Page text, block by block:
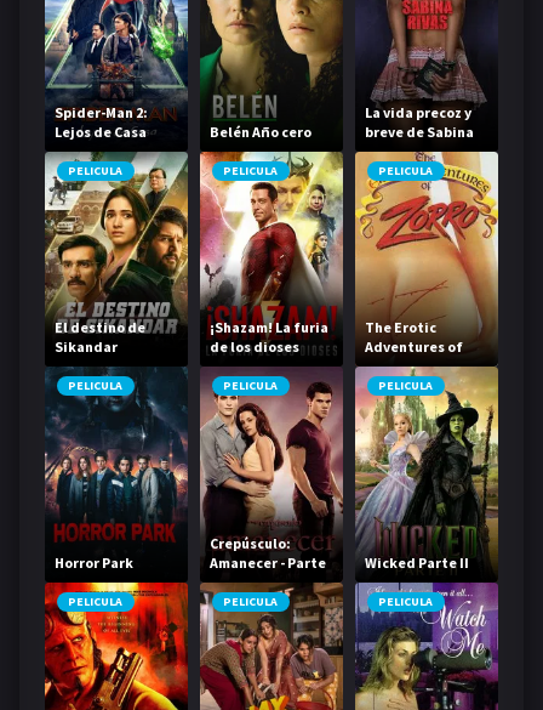
Spider-Man 2:
Lejos de Casa
Belén Año cero
La vida precoz y
breve de Sabina
Rivas
PELICULA
El destino de
Sikandar
PELICULA
¡Shazam! La furia
de los dioses
PELICULA
The Erotic
Adventures of
Zorro
PELICULA
Horror Park
PELICULA
Crepúsculo:
Amanecer - Parte
1
PELICULA
Wicked Parte II
PELICULA PELICULA PELICULA